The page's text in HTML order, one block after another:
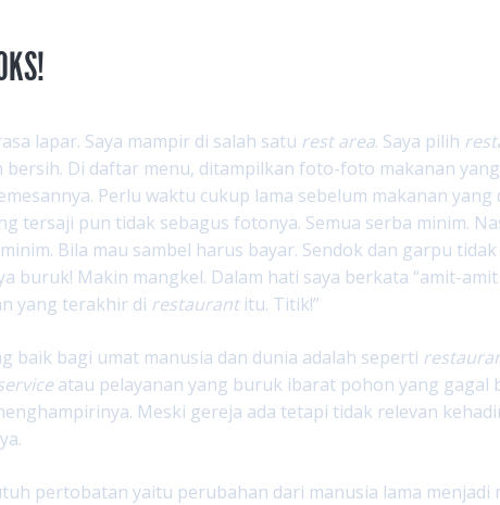
lapar. Saya mampir di salah satu rest area. Saya pilih
Di daftar menu, ditampilkan foto-foto makanan
Perlu waktu cukup lama sebelum makanan yang
tersaji pun tidak sebagus fotonya. Semua serba minim.
Bila mau sambel harus bayar. Sendok dan garpu
buruk! Makin mangkel. Dalam hati saya berkata “amit-amit
yang terakhir di restaurantitu. Titik!”
baik bagi umat manusia dan dunia adalah seperti
atau pelayanan yang buruk ibarat pohon yang gagal
Meski gereja ada tetapi tidak relevan
pertobatan yaitu perubahan dari manusia lama menjadi